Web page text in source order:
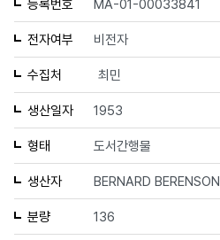
등록번호 MA-01-00033841
전자여부 비전자
수집처 최민
생산일자 1953
형태 도서간행물
생산자 BERNARD BERENSON
분량 136